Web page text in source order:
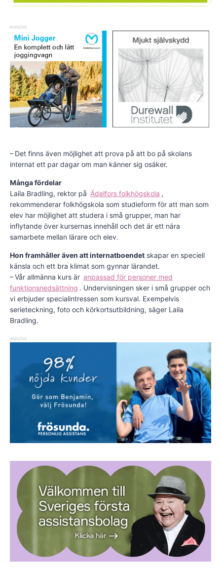
ANNONS
– Det finns även möjlighet att prova på att bo på skolans
internat ett par dagar om man känner sig osäker.
Många fördelar
Laila Bradling, rektor på Ädelfors folkhögskola ,
rekommenderar folkhögskola som studieform för att man som
elev har möjlighet att studera i små grupper, man har
inflytande över kursernas innehåll och det är ett nära
samarbete mellan lärare och elev.
Hon framhåller även att internatboendet skapar en speciell
känsla och ett bra klimat som gynnar lärandet.
– Vår allmänna kurs är anpassad för personer med
funktionsnedsättning . Un­dervisningen sker i små grupper och
vi erbjuder specialintressen som kursval. Exempelvis
serieteckning, foto och körkortsutbildning, säger Laila
Bradling.
ANNONS